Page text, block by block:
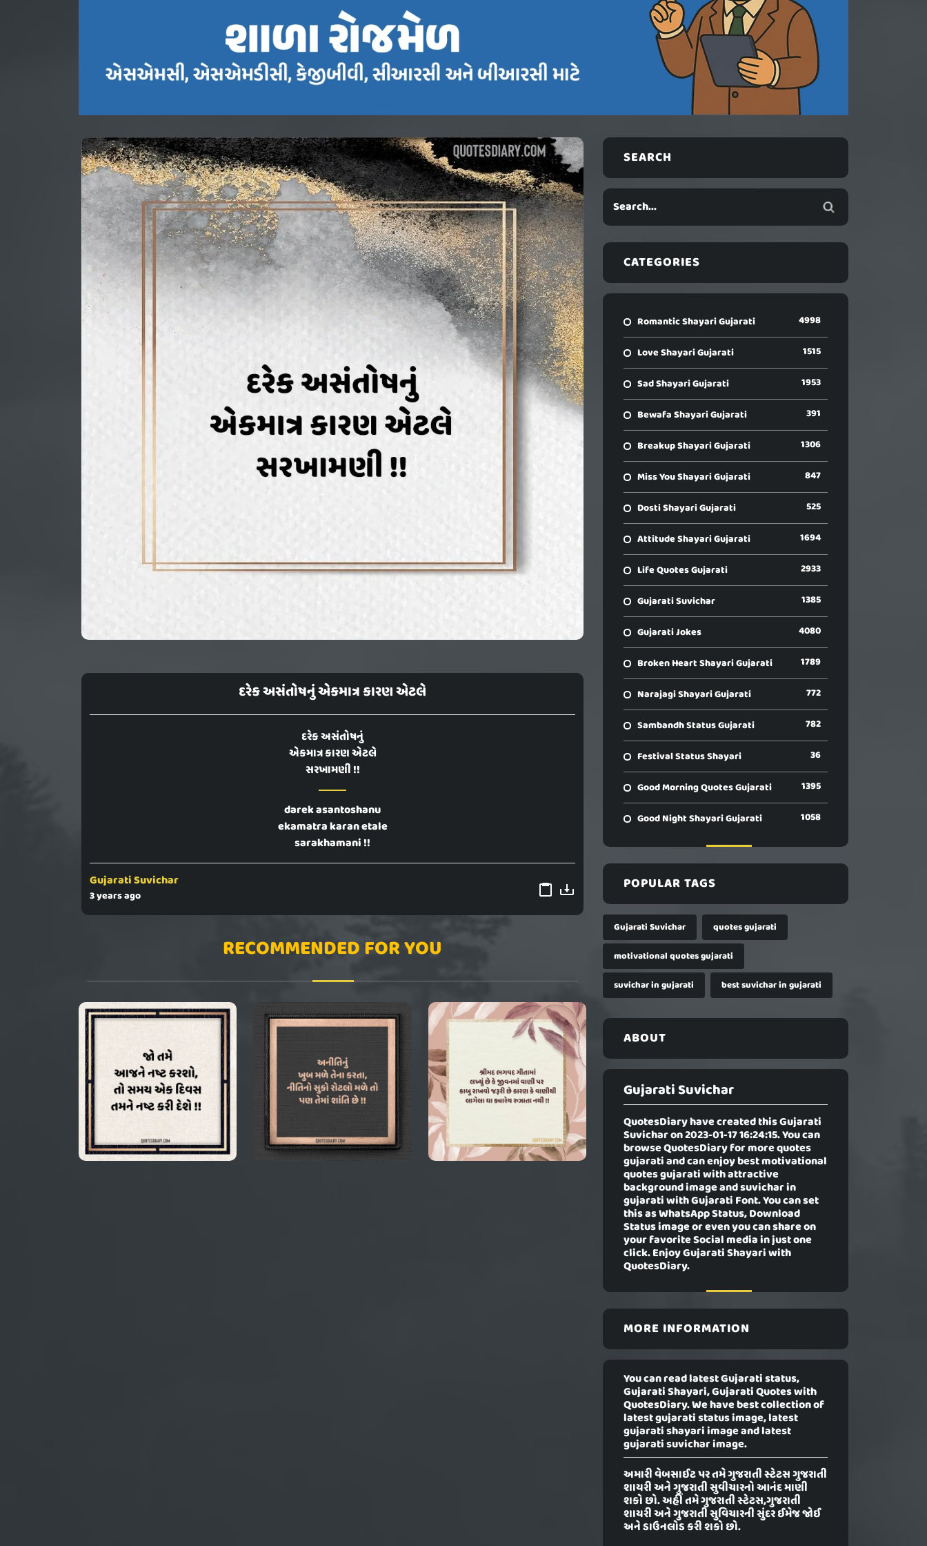
દરેક અસંતોષનું એકમાત્ર કારણ એટલે
દરેક અસંતોષનું
એકમાત્ર કારણ એટલે
સરખામણી !!
darek asantoshanu
ekamatra karan etale
sarakhamani !!
Gujarati Suvichar
3 years ago
RECOMMENDED FOR YOU
SEARCH
CATEGORIES
Romantic Shayari Gujarati 4998
Love Shayari Gujarati 1515
Sad Shayari Gujarati 1953
Bewafa Shayari Gujarati 391
Breakup Shayari Gujarati 1306
Miss You Shayari Gujarati 847
Dosti Shayari Gujarati 525
Attitude Shayari Gujarati 1694
Life Quotes Gujarati 2933
Gujarati Suvichar 1385
Gujarati Jokes 4080
Broken Heart Shayari Gujarati 1789
Narajagi Shayari Gujarati 772
Sambandh Status Gujarati 782
Festival Status Shayari 36
Good Morning Quotes Gujarati 1395
Good Night Shayari Gujarati 1058
POPULAR TAGS
Gujarati Suvichar
quotes gujarati
motivational quotes gujarati
suvichar in gujarati
best suvichar in gujarati
ABOUT
Gujarati Suvichar
QuotesDiary have created thisGujarati
Suvicharon 2023-01-17 16:24:15. You can
browse QuotesDiary for more quotes
gujarati and can enjoy best motivational
quotes gujarati with attractive
background image and suvichar in
gujarati with Gujarati Font. You can set
this as WhatsApp Status, Download
Status image or even you can share on
your favorite Social media in just one
click. Enjoy Gujarati Shayari with
QuotesDiary.
MORE INFORMATION
You can read latest Gujarati status,
Gujarati Shayari, Gujarati Quotes with
QuotesDiary. We have best collection of
latest gujarati status image, latest
gujarati shayari image and latest
gujarati suvichar image.
અમારી વેબસાઈટ પર તમે ગુજરાતી સ્ટેટસ ગુજરાતી
શાયરી અને ગુજરાતી સુવીચારનો આનંદ માણી
શકો છો. અહીં તમે ગુજરાતી સ્ટેટસ,ગુજરાતી
શાયરી અને ગુજરાતી સુવિચારની સુંદર ઈમેજ જોઈ
અને ડાઉનલોડ કરી શકો છો.